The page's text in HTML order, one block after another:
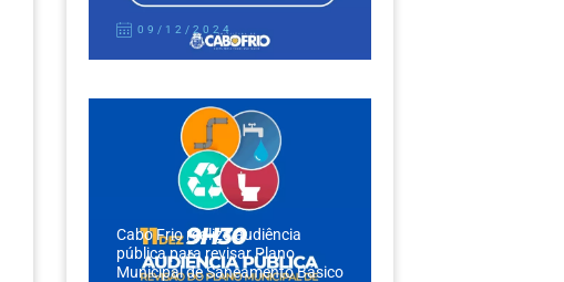
09/12/2024
Cabo Frio realiza audiência
pública para revisar Plano
Municipal de Saneamento Básico